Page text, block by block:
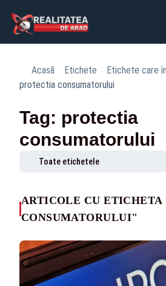
Acasă Etichete
Etichete care
protectia consumatorului
Tag: protectia
consumatorului
Toate etichetele
ARTICOLE CU
CONSUMATORULUI"